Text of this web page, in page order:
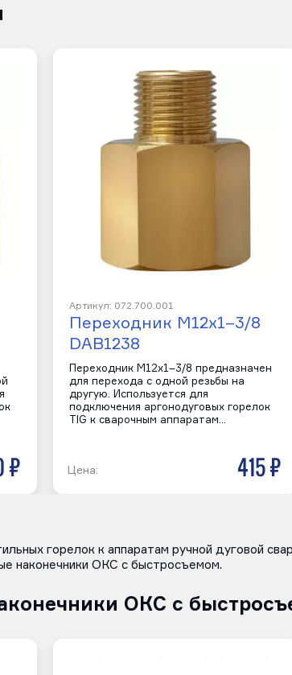
р
Артикул: 072.700.001
Переходник M12х1–3/8
DAB1238
Переходник M12х1–3/8 предназначен
для перехода с одной резьбы на
другую. Используется для
подключения аргонодуговых горелок
TIG к сварочным аппаратам…
Цена: 415 р
горелок к аппаратам ручной дуговой
наконечники ОКС с быстросъемом.
ОКС с